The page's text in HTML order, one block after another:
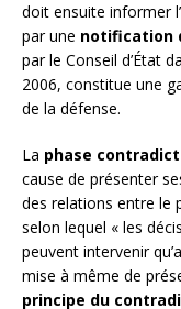
doit ensuite informer
par une notification
par le Conseil d’État
2006, constitue une
de la défense.
La phase
cause de présenter
des relations entre le
selon lequel « les
peuvent intervenir
mise à même de
principe du